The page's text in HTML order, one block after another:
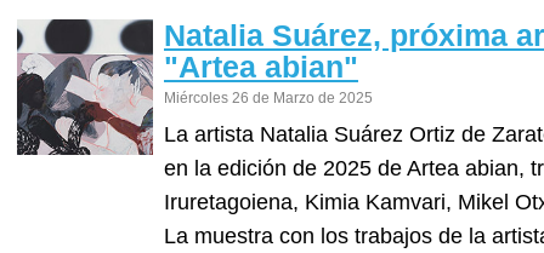
Natalia Suárez, próxima
"Artea abian"
Miércoles 26 de Marzo de 2025
La artista Natalia Suárez Ortiz de
en la edición de 2025 de Artea abian,
Iruretagoiena, Kimia Kamvari, Mikel
La muestra con los trabajos de la